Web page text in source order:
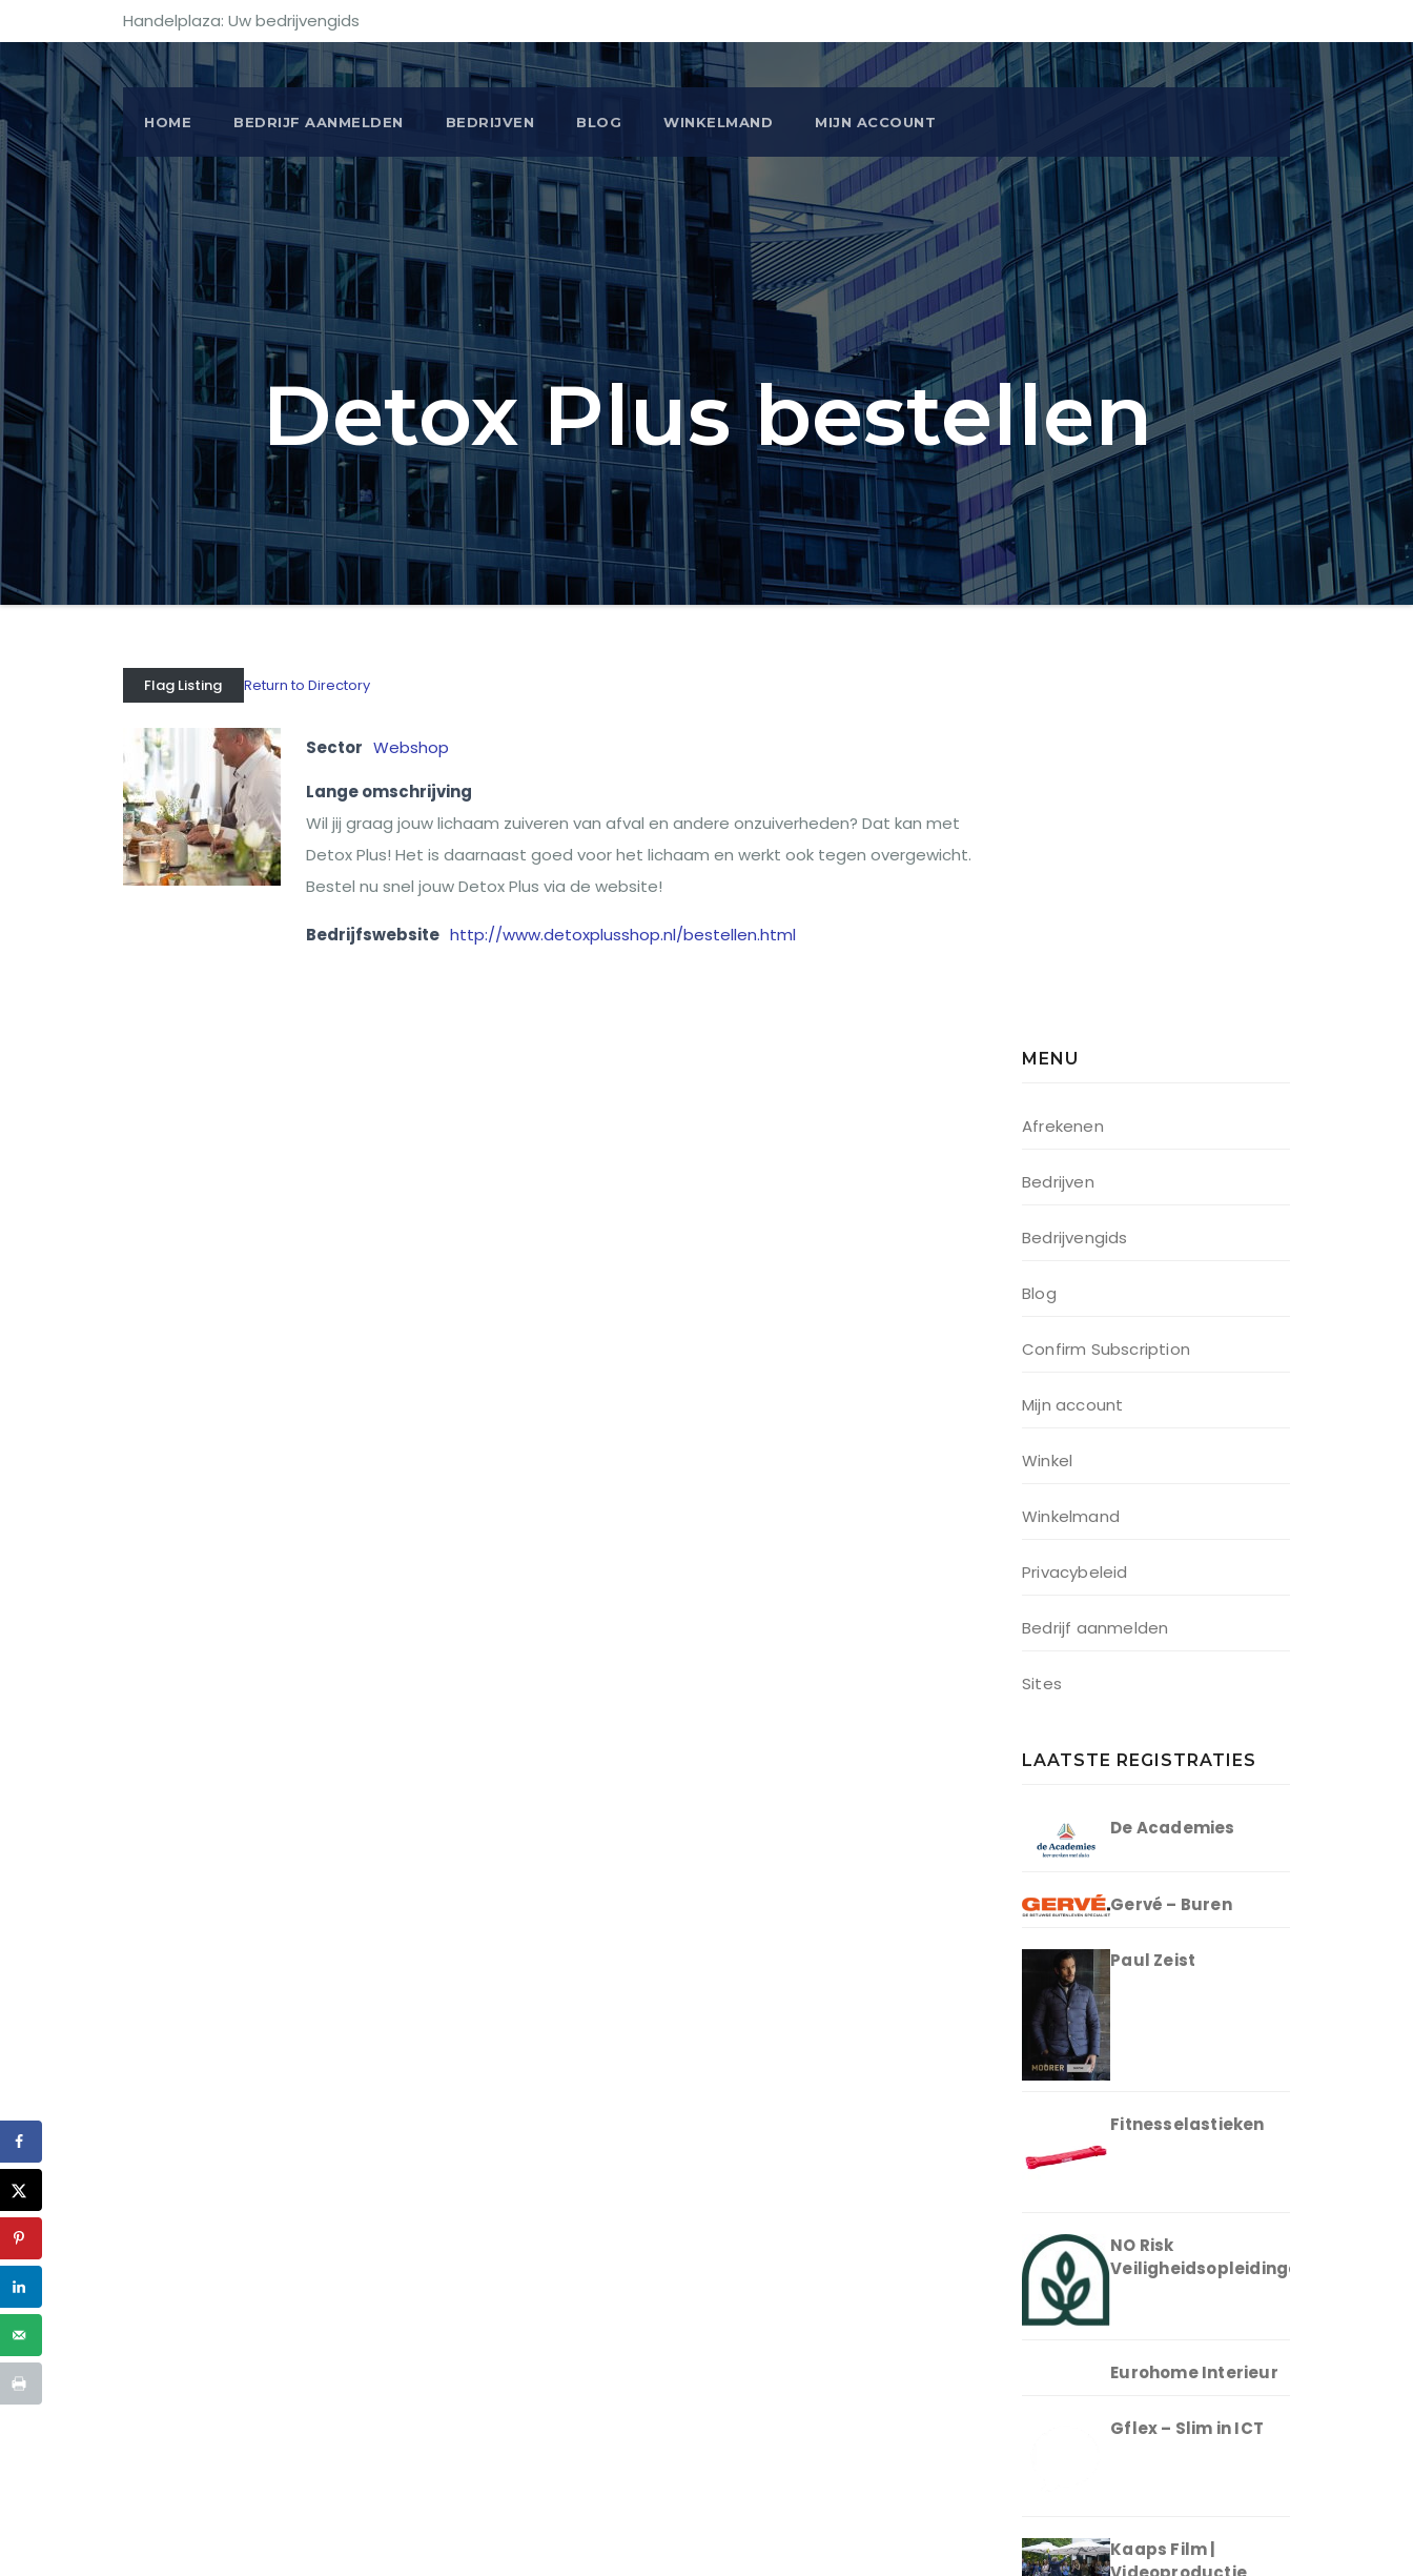
Handelplaza: Uw bedrijvengids
HOME BEDRIJF AANMELDEN BEDRIJVEN BLOG WINKELMAND MIJN ACCOUNT
Detox Plus bestellen
Flag Listing Return to Directory
Sector Webshop
Lange omschrijving
Wil jij graag jouw lichaam zuiveren van afval en andere onzuiverheden? Dat kan met
Detox Plus! Het is daarnaast goed voor het lichaam en werkt ook tegen overgewicht.
Bestel nu snel jouw Detox Plus via de website!
Bedrijfswebsite http://www.detoxplusshop.nl/bestellen.html
MENU
Afrekenen
Bedrijven
Bedrijvengids
Blog
Confirm Subscription
Mijn account
Winkel
Winkelmand
Privacybeleid
Bedrijf aanmelden
Sites
LAATSTE REGISTRATIES
De Academies
Gervé – Buren
Paul Zeist
Fitnesselastieken
NO Risk
Veiligheidsopleidingen
Eurohome Interieur
Gflex – Slim in ICT
Kaaps Film |